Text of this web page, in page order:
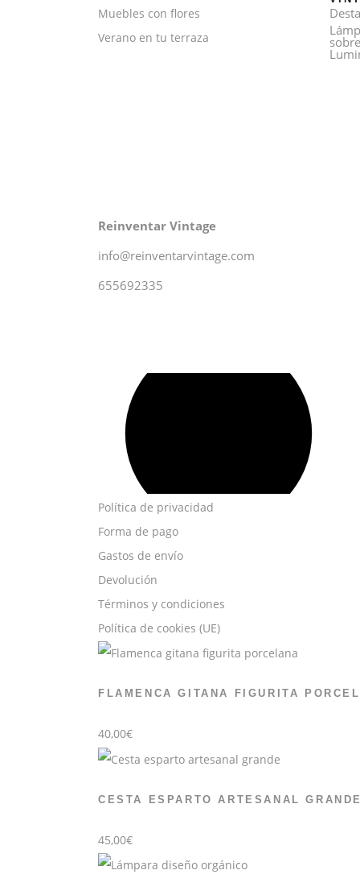
Muebles con flores
Verano en tu terraza
Reinventar Vintage
info@reinventarvintage.com
655692335
Política de privacidad
Forma de pago
Gastos de envío
Devolución
Términos y condiciones
Política de cookies (UE)
FLAMENCA GITANA FIGURITA
40,00€
CESTA ESPARTO ARTESANAL GRANDE
45,00€